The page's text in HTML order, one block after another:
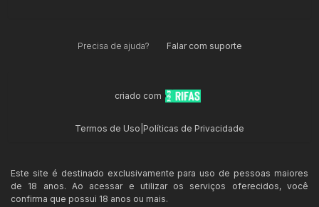
Precisa de ajuda? Falar com suporte
criado com
Termos de Uso Políticas de Privacidade
Este site é destinado exclusivamente para uso de pessoas maiores
de 18 anos. Ao acessar e utilizar os serviços oferecidos, você
confirma que possui 18 anos ou mais.